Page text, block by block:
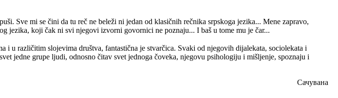
Sve mi se čini da tu reč ne beleži ni jedan od klasičnih rečnika srpskoga jezika... Mene zapravo,
jezika, koji čak ni svi njegovi izvorni govornici ne poznaju... I baš u tome mu je čar...
u različitim slojevima društva, fantastična je stvarčica. Svaki od njegovih dijalekata, sociolekata i
jedne grupe ljudi, odnosno čitav svet jednoga čoveka, njegovu psihologiju i mišljenje, spoznaju i
Сачувана